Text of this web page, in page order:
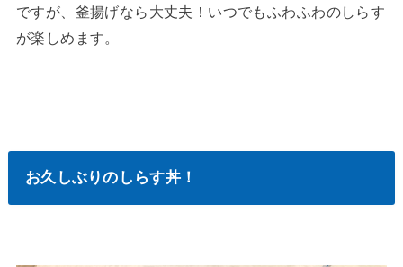
ですが、釜揚げなら大丈夫！いつでもふわふわのしらす
が楽しめます。
お久しぶりのしらす丼！